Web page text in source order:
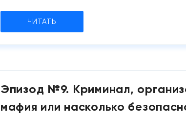
ЧИТАТЬ
Эпизод №9. Криминал,
мафия или насколько